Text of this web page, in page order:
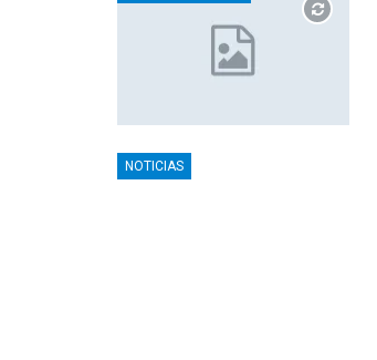
NOTICIAS